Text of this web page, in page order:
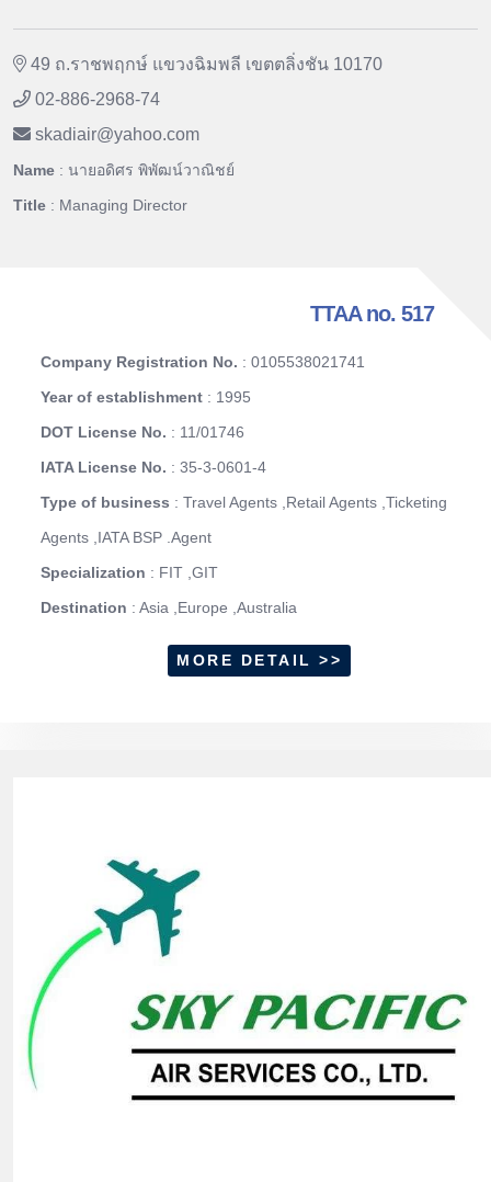
49 ถ.ราชพฤกษ์ แขวงฉิมพลี เขตตลิ่งชัน 10170
02-886-2968-74
skadiair@yahoo.com
Name : นายอดิศร พิพัฒน์วาณิชย์
Title : Managing Director
TTAA no. 517
Company Registration No. : 0105538021741
Year of establishment : 1995
DOT License No. : 11/01746
IATA License No. : 35-3-0601-4
Type of business : Travel Agents ,Retail Agents ,Ticketing
Agents ,IATA BSP .Agent
Specialization : FIT ,GIT
Destination : Asia ,Europe ,Australia
MORE DETAIL >>